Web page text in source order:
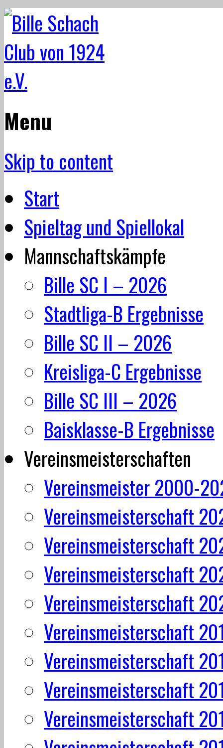
Menu
Skip to content
Start
Spieltag und Spiellokal
Mannschaftskämpfe
Bille SC I – 2026
Stadtliga-B Ergebnisse
Bille SC II – 2026
Kreisliga-C Ergebnisse
Bille SC III – 2026
Baisklasse-B Ergebnisse
Vereinsmeisterschaften
Vereinsmeister 2000-
Vereinsmeisterschaft
Vereinsmeisterschaft
Vereinsmeisterschaft
Vereinsmeisterschaft
Vereinsmeisterschaft
Vereinsmeisterschaft
Vereinsmeisterschaft
Vereinsmeisterschaft